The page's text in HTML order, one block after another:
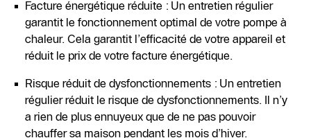
Facture énergétique réduite : Un entretien régulier
garantit le fonctionnement optimal de votre pompe à
chaleur. Cela garantit l’efficacité de votre appareil et
réduit le prix de votre facture énergétique.
Risque réduit de dysfonctionnements : Un entretien
régulier réduit le risque de dysfonctionnements. Il n’y
a rien de plus ennuyeux que de ne pas pouvoir
chauffer sa maison pendant les mois d’hiver.